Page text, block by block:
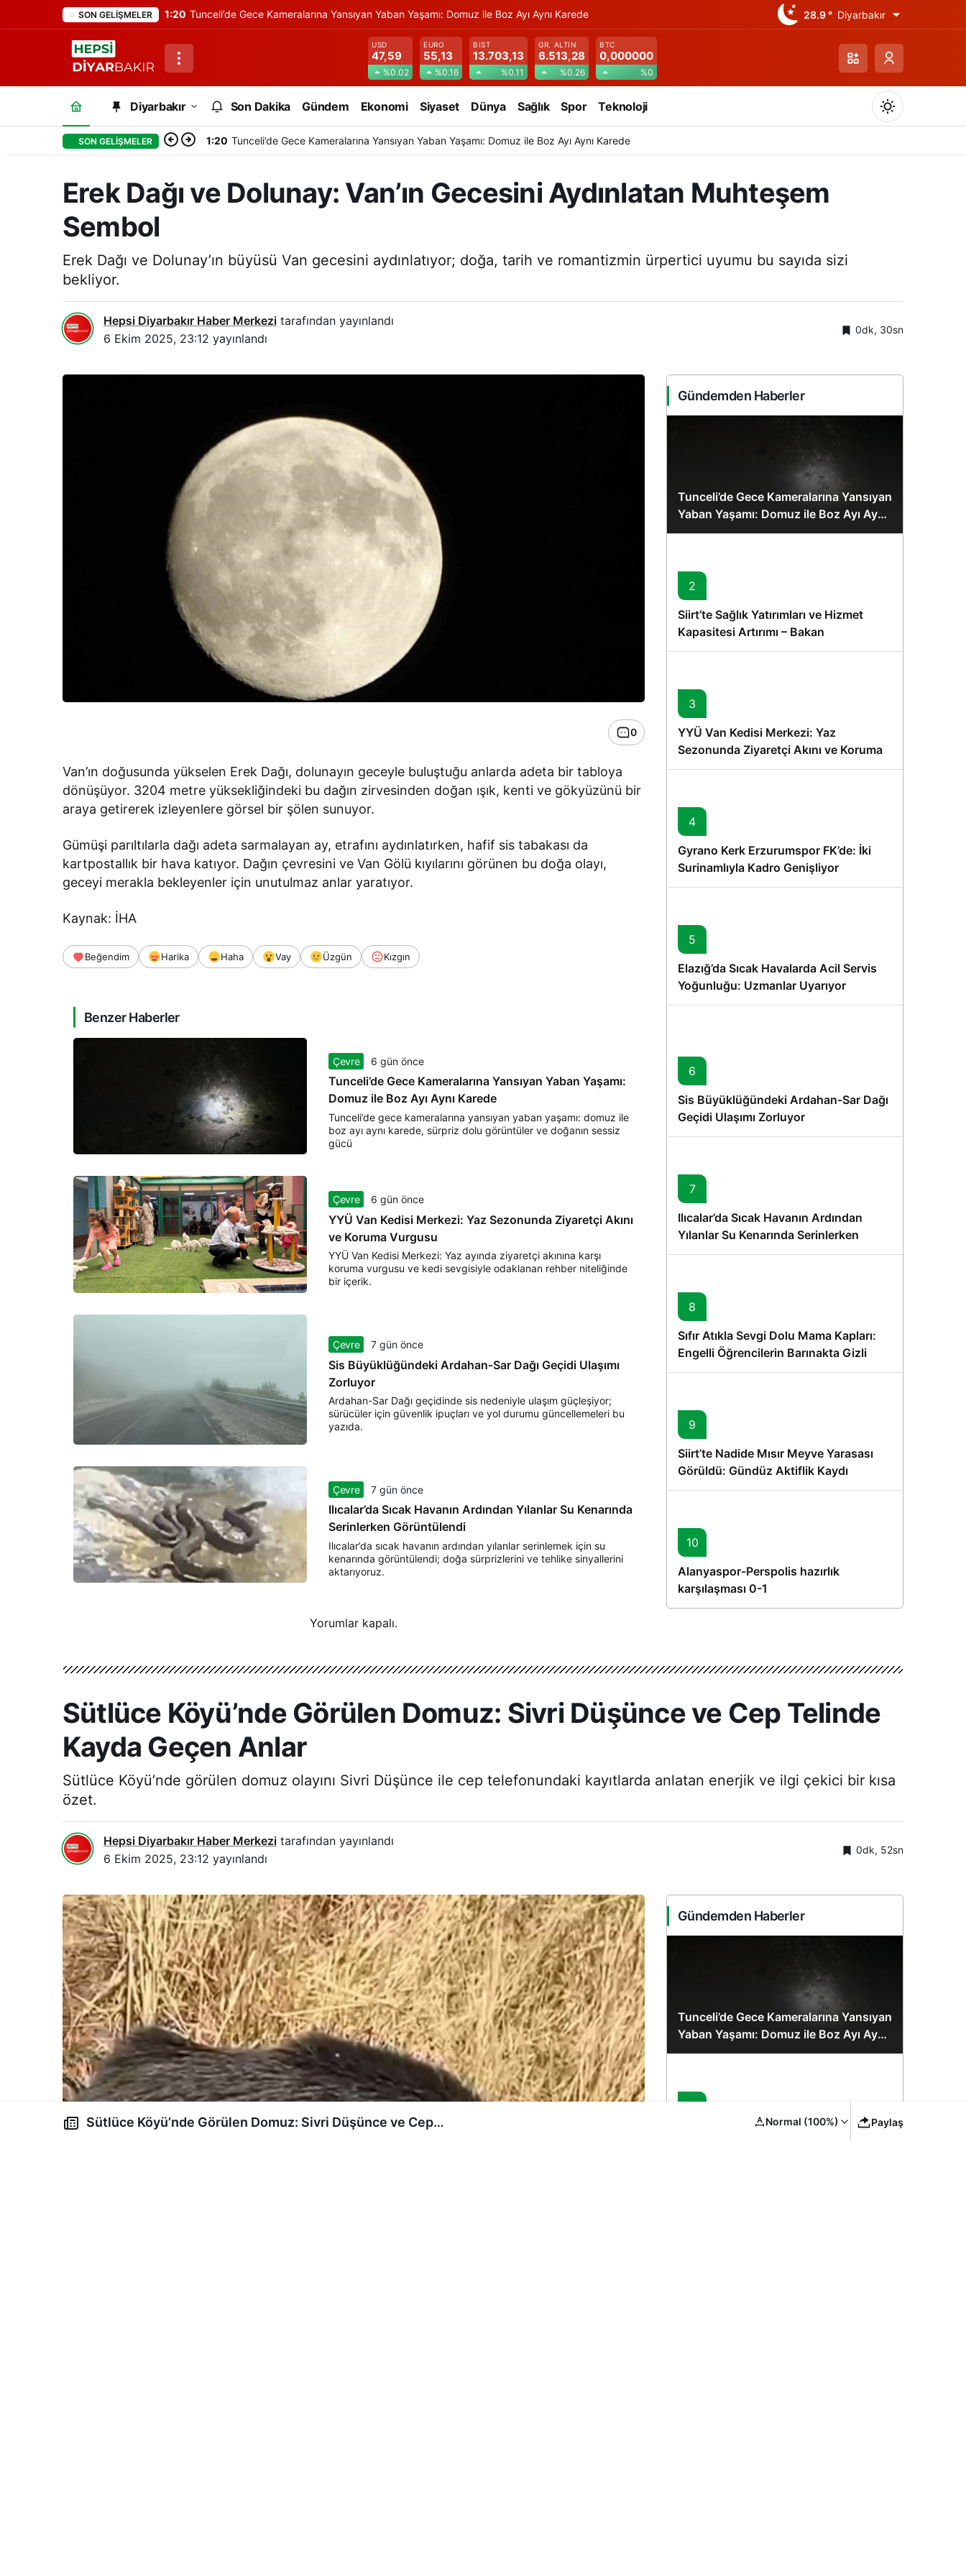
SON GELIŞMELER 1:20 Tunceli’de Gece Kameralarına Yansıyan Yaban Yaşamı: Domuz ile Boz Ayı Aynı Karede 28.9 ° Diyarbakır
USD
47,59
%0.02
EURO
55,13
%0.16
BIST
13.703,13
%0.11
GR. ALTIN
6.513,28
%0.26
BTC
0,000000
%0
Diyarbakır Son Dakika Gündem Ekonomi Siyaset Dünya Sağlık Spor Teknoloji
SON GELIŞMELER 1:20 Tunceli’de Gece Kameralarına Yansıyan Yaban Yaşamı: Domuz ile Boz Ayı Aynı Karede
Erek Dağı ve Dolunay: Van’ın Gecesini Aydınlatan Muhteşem
Sembol
Erek Dağı ve Dolunay’ın büyüsü Van gecesini aydınlatıyor; doğa, tarih ve romantizmin ürpertici uyumu bu sayıda sizi
bekliyor.
Hepsi Diyarbakır Haber Merkezi tarafından yayınlandı
6 Ekim 2025, 23:12 yayınlandı
0dk, 30sn
0
Van’ın doğusunda yükselen Erek Dağı, dolunayın geceyle buluştuğu anlarda adeta bir tabloya
dönüşüyor. 3204 metre yüksekliğindeki bu dağın zirvesinden doğan ışık, kenti ve gökyüzünü bir
araya getirerek izleyenlere görsel bir şölen sunuyor.
Gümüşi parıltılarla dağı adeta sarmalayan ay, etrafını aydınlatırken, hafif sis tabakası da
kartpostallık bir hava katıyor. Dağın çevresini ve Van Gölü kıyılarını görünen bu doğa olayı,
geceyi merakla bekleyenler için unutulmaz anlar yaratıyor.
Kaynak: İHA
Beğendim Harika Haha Vay Üzgün Kızgın
Benzer Haberler
Çevre 6 gün önce
Tunceli’de Gece Kameralarına Yansıyan Yaban Yaşamı:
Domuz ile Boz Ayı Aynı Karede
Tunceli’de gece kameralarına yansıyan yaban yaşamı: domuz ile
boz ayı aynı karede, sürpriz dolu görüntüler ve doğanın sessiz
gücü
Çevre 6 gün önce
YYÜ Van Kedisi Merkezi: Yaz Sezonunda Ziyaretçi Akını
ve Koruma Vurgusu
YYÜ Van Kedisi Merkezi: Yaz ayında ziyaretçi akınına karşı
koruma vurgusu ve kedi sevgisiyle odaklanan rehber niteliğinde
bir içerik.
Çevre 7 gün önce
Sis Büyüklüğündeki Ardahan-Sar Dağı Geçidi Ulaşımı
Zorluyor
Ardahan-Sar Dağı geçidinde sis nedeniyle ulaşım güçleşiyor;
sürücüler için güvenlik ipuçları ve yol durumu güncellemeleri bu
yazıda.
Çevre 7 gün önce
Ilıcalar’da Sıcak Havanın Ardından Yılanlar Su Kenarında
Serinlerken Görüntülendi
Ilıcalar’da sıcak havanın ardından yılanlar serinlemek için su
kenarında görüntülendi; doğa sürprizlerini ve tehlike sinyallerini
aktarıyoruz.
Yorumlar kapalı.
Gündemden Haberler
Tunceli’de Gece Kameralarına Yansıyan
Yaban Yaşamı: Domuz ile Boz Ayı Aynı
Karede
2
Siirt’te Sağlık Yatırımları ve Hizmet
Kapasitesi Artırımı – Bakan
Memişoğlu’nun Ziyareti
3
YYÜ Van Kedisi Merkezi: Yaz
Sezonunda Ziyaretçi Akını ve Koruma
Vurgusu
4
Gyrano Kerk Erzurumspor FK’de: İki
Surinamlıyla Kadro Genişliyor
5
Elazığ’da Sıcak Havalarda Acil Servis
Yoğunluğu: Uzmanlar Uyarıyor
6
Sis Büyüklüğündeki Ardahan-Sar Dağı
Geçidi Ulaşımı Zorluyor
7
Ilıcalar’da Sıcak Havanın Ardından
Yılanlar Su Kenarında Serinlerken
Görüntülendi
8
Sıfır Atıkla Sevgi Dolu Mama Kapları:
Engelli Öğrencilerin Barınakta Gizli
Dostları İçin Gönüllü Proje
9
Siirt’te Nadide Mısır Meyve Yarasası
Görüldü: Gündüz Aktiflik Kaydı
10
Alanyaspor-Perspolis hazırlık
karşılaşması 0-1
Sütlüce Köyü’nde Görülen Domuz: Sivri Düşünce ve Cep Telinde
Kayda Geçen Anlar
Sütlüce Köyü’nde görülen domuz olayını Sivri Düşünce ile cep telefonundaki kayıtlarda anlatan enerjik ve ilgi çekici bir kısa
özet.
Hepsi Diyarbakır Haber Merkezi tarafından yayınlandı
6 Ekim 2025, 23:12 yayınlandı
0dk, 52sn
Normal (100%) Paylaş
Gündemden Haberler
Tunceli’de Gece Kameralarına Yansıyan
Yaban Yaşamı: Domuz ile Boz Ayı Aynı
Karede
2